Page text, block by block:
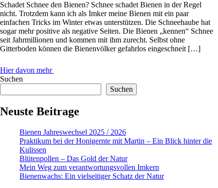
Schadet Schnee den Bienen? Schnee schadet Bienen in der Regel
nicht. Trotzdem kann ich als Imker meine Bienen mit ein paar
einfachen Tricks im Winter etwas unterstützen. Die Schneehaube hat
sogar mehr positive als negative Seiten. Die Bienen „kennen“ Schnee
seit Jahrmillionen und kommen mit ihm zurecht. Selbst ohne
Gitterboden können die Bienenvölker gefahrlos eingeschneit […]
Hier davon mehr
Suchen
Suchen
Neuste Beitrage
Bienen Jahreswechsel 2025 / 2026
Praktikum bei der Honigernte mit Martin – Ein Blick hinter die
Kulissen
Blütenpollen – Das Gold der Natur
Mein Weg zum verantwortungsvollen Imkern
Bienenwachs: Ein vielseitiger Schatz der Natur